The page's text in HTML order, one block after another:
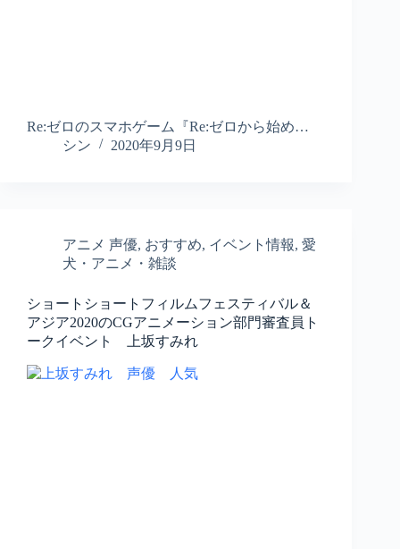
Re:ゼロのスマホゲーム『Re:ゼロから始め…
シン
2020年9月9日
アニメ 声優, おすすめ, イベント情報, 愛
犬・アニメ・雑談
ショートショートフィルムフェスティバル＆
アジア2020のCGアニメーション部門審査員ト
ークイベント 上坂すみれ